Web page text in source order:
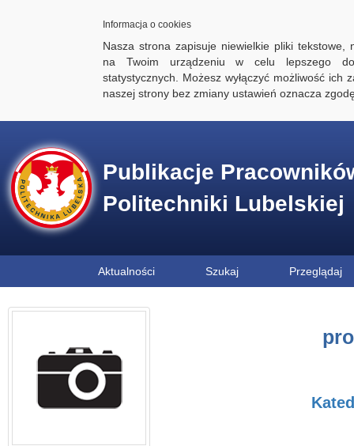
Informacja o cookies
Nasza strona zapisuje niewielkie pliki tekstowe,
na Twoim urządzeniu w celu lepszego
statystycznych. Możesz wyłączyć możliwość ich
naszej strony bez zmiany ustawień oznacza
Publikacje
Politechniki Lubelskiej
Aktualności Szukaj Przeglądaj